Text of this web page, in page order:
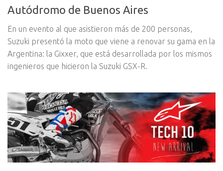
Autódromo de Buenos Aires
En un evento al que asistieron más de 200 personas,
Suzuki presentó la moto que viene a renovar su gama en la
Argentina: la Gixxer, que está desarrollada por los mismos
ingenieros que hicieron la Suzuki GSX-R.